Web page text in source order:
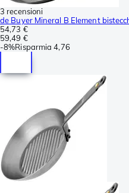
3 recensioni
de Buyer Mineral B Element
54,73 €
59,49 €
-8%Risparmia 4,76